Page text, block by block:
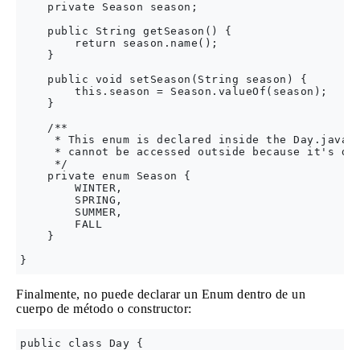
    private Season season;
    public String getSeason() {
        return season.name();
    }
    public void setSeason(String season) {
        this.season = Season.valueOf(season);
    }
    /**
* This enum is declared inside the Day.java
* cannot be accessed outside because it's
     */
    private enum Season {
        WINTER,
        SPRING,
        SUMMER,
        FALL
    }
Finalmente, no puede declarar un Enum dentro de un
cuerpo de método o constructor:
public class Day {